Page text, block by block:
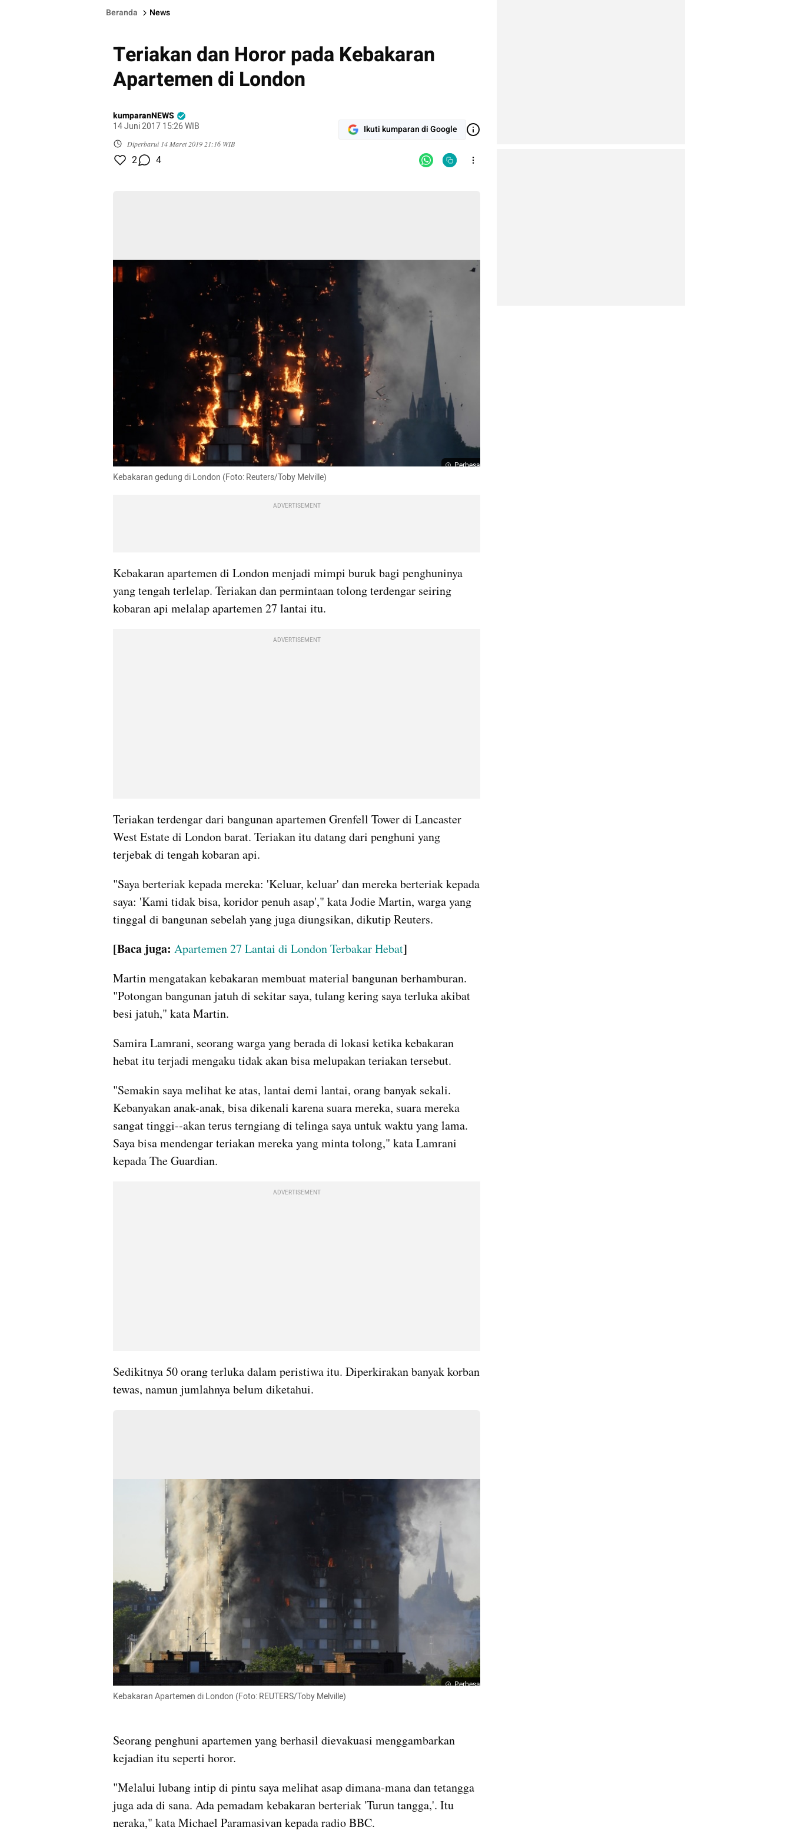
Beranda News
Teriakan dan Horor pada Kebakaran
Apartemen di London
kumparanNEWS
14 Juni 2017 15:26 WIB
Diperbarui 14 Maret 2019 21:16 WIB
Ikuti kumparan di Google
2 4
Perbesar
Kebakaran gedung di London (Foto: Reuters/Toby Melville)
ADVERTISEMENT
Kebakaran apartemen di London menjadi mimpi buruk bagi penghuninya
yang tengah terlelap. Teriakan dan permintaan tolong terdengar seiring
kobaran api melalap apartemen 27 lantai itu.
ADVERTISEMENT
Teriakan terdengar dari bangunan apartemen Grenfell Tower di Lancaster
West Estate di London barat. Teriakan itu datang dari penghuni yang
terjebak di tengah kobaran api.
"Saya berteriak kepada mereka: 'Keluar, keluar' dan mereka berteriak kepada
saya: 'Kami tidak bisa, koridor penuh asap'," kata Jodie Martin, warga yang
tinggal di bangunan sebelah yang juga diungsikan, dikutip Reuters.
[Baca juga: Apartemen 27 Lantai di London Terbakar Hebat]
Martin mengatakan kebakaran membuat material bangunan berhamburan.
"Potongan bangunan jatuh di sekitar saya, tulang kering saya terluka akibat
besi jatuh," kata Martin.
Samira Lamrani, seorang warga yang berada di lokasi ketika kebakaran
hebat itu terjadi mengaku tidak akan bisa melupakan teriakan tersebut.
"Semakin saya melihat ke atas, lantai demi lantai, orang banyak sekali.
Kebanyakan anak-anak, bisa dikenali karena suara mereka, suara mereka
sangat tinggi--akan terus terngiang di telinga saya untuk waktu yang lama.
Saya bisa mendengar teriakan mereka yang minta tolong," kata Lamrani
kepada The Guardian.
ADVERTISEMENT
Sedikitnya 50 orang terluka dalam peristiwa itu. Diperkirakan banyak korban
Perbesar
Kebakaran Apartemen di London (Foto: REUTERS/Toby Melville)
Seorang penghuni apartemen yang berhasil dievakuasi menggambarkan
kejadian itu seperti horor.
"Melalui lubang intip di pintu saya melihat asap dimana-mana dan tetangga
juga ada di sana. Ada pemadam kebakaran berteriak 'Turun tangga,'. Itu
neraka," kata Michael Paramasivan kepada radio BBC.